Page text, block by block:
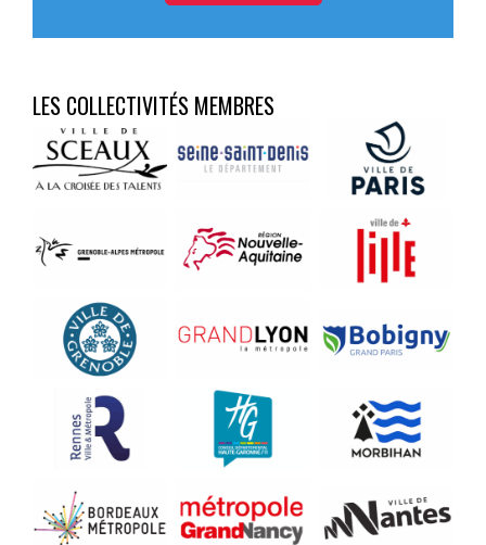
LES COLLECTIVITÉS MEMBRES
Aucune
légende
Aucune
légende
Aucune
légende
légende
Aucune
légende
Aucune
légende
Aucune
légende
Aucune
légende
Aucune
légende
Aucune
légende
Aucune
légende
Aucune
légende
Aucune
légende
Aucune
légende
Aucune
légende